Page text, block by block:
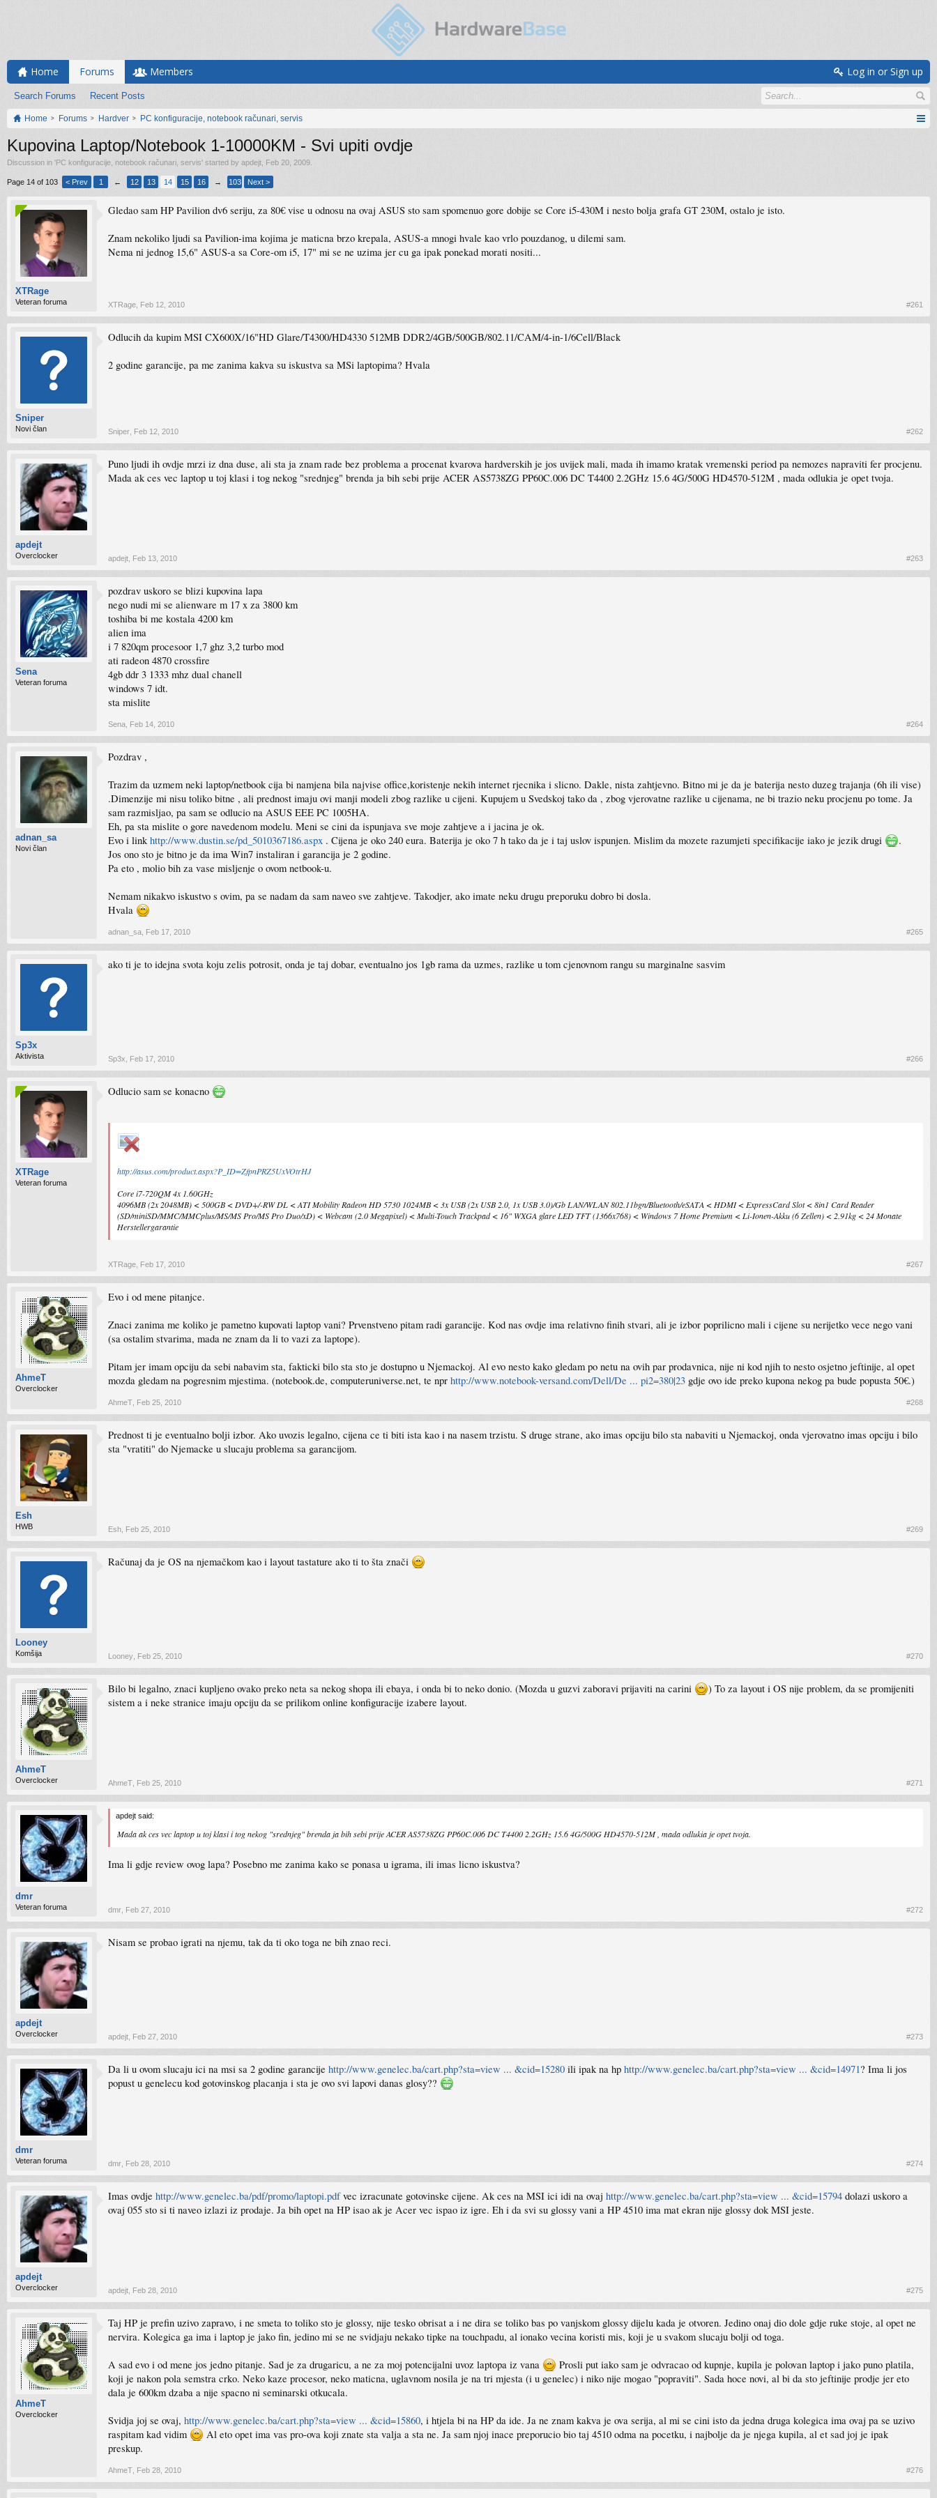
Home Forums
Search Forums Recent Posts
Members Log in or Sign up
Home Forums Hardver PC konfiguracije, notebook računari, servis
Kupovina Laptop/Notebook 1-10000KM - Svi upiti ovdje
Discussion in 'PC konfiguracije, notebook računari, servis' started by apdejt Feb 20, 2009
Page 14 of 103 < Prev 1 ← 12 13 14 15 16 → 103 Next >
XTRage
Veteran foruma
Gledao sam HP Pavilion dv6 seriju, za 80€ vise u odnosu na ovaj ASUS sto sam spomenuo gore dobije se Core i5-430M i nesto bolja grafa GT 230M, ostalo je isto.
Znam nekoliko ljudi sa Pavilion-ima kojima je maticna brzo krepala, ASUS-a mnogi hvale kao vrlo pouzdanog, u dilemi sam.
Nema ni jednog 15,6" ASUS-a sa Core-om i5, 17" mi se ne uzima jer cu ga ipak ponekad morati nositi...
XTRage Feb 12, 2010 #261
Sniper
Novi član
Odlucih da kupim MSI CX600X/16"HD Glare/T4300/HD4330 512MB DDR2/4GB/500GB/802.11/CAM/4-in-1/6Cell/Black
2 godine garancije, pa me zanima kakva su iskustva sa MSi laptopima? Hvala
Sniper Feb 12, 2010 #262
apdejt
Overclocker
Puno ljudi ih ovdje mrzi iz dna duse, ali sta ja znam rade bez problema a procenat kvarova hardverskih je jos uvijek mali, mada ih imamo kratak vremenski period pa nemozes napraviti fer procjenu.
Mada ak ces vec laptop u toj klasi i tog nekog "srednjeg" brenda ja bih sebi prije ACER AS5738ZG PP60C.006 DC T4400 2.2GHz 15.6 4G/500G HD4570-512M , mada odlukia je opet tvoja.
apdejt Feb 13, 2010 #263
Sena
Veteran foruma
pozdrav uskoro se blizi kupovina lapa
nego nudi mi se alienware m 17 x za 3800 km
toshiba bi me kostala 4200 km
alien ima
i 7 820qm procesoor 1,7 ghz 3,2 turbo mod
ati radeon 4870 crossfire
4gb ddr 3 1333 mhz dual chanell
windows 7 idt.
sta mislite
Sena Feb 14, 2010 #264
adnan_sa
Novi član
Pozdrav ,
Trazim da uzmem neki laptop/netbook cija bi namjena bila najvise office,koristenje nekih internet rjecnika i slicno. Dakle, nista zahtjevno. Bitno mi je da je baterija nesto duzeg trajanja (6h ili vise)
.Dimenzije mi nisu toliko bitne , ali prednost imaju ovi manji modeli zbog razlike u cijeni. Kupujem u Svedskoj tako da , zbog vjerovatne razlike u cijenama, ne bi trazio neku procjenu po tome. Ja
sam razmisljao, pa sam se odlucio na ASUS EEE PC 1005HA.
Eh, pa sta mislite o gore navedenom modelu. Meni se cini da ispunjava sve moje zahtjeve a i jacina je ok.
Evo i linkhttp://www.dustin.se/pd_5010367186.aspx . Cijena je oko 240 eura. Baterija je oko 7 h tako da je i taj uslov ispunjen. Mislim da mozete razumjeti specifikacije iako je jezik drugi
.
Jos ono sto je bitno je da ima Win7 instaliran i garancija je 2 godine.
Pa eto , molio bih za vase misljenje o ovom netbook-u.
Nemam nikakvo iskustvo s ovim, pa se nadam da sam naveo sve zahtjeve. Takodjer, ako imate neku drugu preporuku dobro bi dosla.
Hvala
adnan_sa Feb 17, 2010 #265
Sp3x
Aktivista
ako ti je to idejna svota koju zelis potrosit, onda je taj dobar, eventualno jos 1gb rama da uzmes, razlike u tom cjenovnom rangu su marginalne sasvim
Sp3x Feb 17, 2010 #266
XTRage
Veteran foruma
Odlucio sam se konacno
http://asus.com/product.aspx?P_ID=ZfpnPRZ5UxVOtrHJ
Core i7-720QM 4x 1.60GHz
4096MB (2x 2048MB) < 500GB < DVD+/-RW DL < ATI Mobility Radeon HD 5730 1024MB < 3x USB (2x USB 2.0, 1x USB 3.0)/Gb LAN/WLAN 802.11bgn/Bluetooth/eSATA < HDMI < ExpressCard Slot < 8in1 Card Reader
(SD/miniSD/MMC/MMCplus/MS/MS Pro/MS Pro Duo/xD) < Webcam (2.0 Megapixel) < Multi-Touch Trackpad < 16" WXGA glare LED TFT (1366x768) < Windows 7 Home Premium < Li-Ionen-Akku (6 Zellen) < 2.91kg < 24 Monate
Herstellergarantie
XTRage Feb 17, 2010 #267
AhmeT
Overclocker
Evo i od mene pitanjce.
Znaci zanima me koliko je pametno kupovati laptop vani? Prvenstveno pitam radi garancije. Kod nas ovdje ima relativno finih stvari, ali je izbor poprilicno mali i cijene su nerijetko vece nego vani
(sa ostalim stvarima, mada ne znam da li to vazi za laptope).
Pitam jer imam opciju da sebi nabavim sta, fakticki bilo sta sto je dostupno u Njemackoj. Al evo nesto kako gledam po netu na ovih par prodavnica, nije ni kod njih to nesto osjetno jeftinije, al opet
mozda gledam na pogresnim mjestima. (notebook.de, computeruniverse.net, te npr http://www.notebook-versand.com/Dell/De ... pi2=380|23 gdje ovo ide preko kupona nekog pa bude popusta 50€.)
AhmeT Feb 25, 2010 #268
Esh
HWB
Prednost ti je eventualno bolji izbor. Ako uvozis legalno, cijena ce ti biti ista kao i na nasem trzistu. S druge strane, ako imas opciju bilo sta nabaviti u Njemackoj, onda vjerovatno imas opciju i bilo
sta "vratiti" do Njemacke u slucaju problema sa garancijom.
Esh Feb 25, 2010 #269
Looney
Komšija
Računaj da je OS na njemačkom kao i layout tastature ako ti to šta znači
Looney Feb 25, 2010 #270
AhmeT
Overclocker
Bilo bi legalno, znaci kupljeno ovako preko neta sa nekog shopa ili ebaya, i onda bi to neko donio. (Mozda u guzvi zaboravi prijaviti na carini
) To za layout i OS nije problem, da se promijeniti
sistem a i neke stranice imaju opciju da se prilikom online konfiguracije izabere layout.
AhmeT Feb 25, 2010 #271
dmr
Veteran foruma
apdejt said:
Mada ak ces vec laptop u toj klasi i tog nekog "srednjeg" brenda ja bih sebi prije ACER AS5738ZG PP60C.006 DC T4400 2.2GHz 15.6 4G/500G HD4570-512M , mada odlukia je opet tvoja.
Ima li gdje review ovog lapa? Posebno me zanima kako se ponasa u igrama, ili imas licno iskustva?
dmr Feb 27, 2010 #272
apdejt
Overclocker
Nisam se probao igrati na njemu, tak da ti oko toga ne bih znao reci.
apdejt Feb 27, 2010 #273
dmr
Veteran foruma
Da li u ovom slucaju ici na msi sa 2 godine garancije http://www.genelec.ba/cart.php?sta=view ... &cid=15280 ili ipak na hp http://www.genelec.ba/cart.php?sta=view ... &cid=14971? Ima li jos
popust u genelecu kod gotovinskog placanja i sta je ovo svi lapovi danas glosy??
dmr Feb 28, 2010 #274
apdejt
Overclocker
Imas ovdje http://www.genelec.ba/pdf/promo/laptopi.pdfvec izracunate gotovinske cijene. Ak ces na MSI ici idi na ovaj http://www.genelec.ba/cart.php?sta=view ... &cid=15794 dolazi uskoro a
ovaj 055 sto si ti naveo izlazi iz prodaje. Ja bih opet na HP isao ak je Acer vec ispao iz igre. Eh i da svi su glossy vani a HP 4510 ima mat ekran nije glossy dok MSI jeste.
apdejt Feb 28, 2010 #275
AhmeT
Overclocker
Taj HP je prefin uzivo zapravo, i ne smeta to toliko sto je glossy, nije tesko obrisat a i ne dira se toliko bas po vanjskom glossy dijelu kada je otvoren. Jedino onaj dio dole gdje ruke stoje, al opet ne
nervira. Kolegica ga ima i laptop je jako fin, jedino mi se ne svidjaju nekako tipke na touchpadu, al ionako vecina koristi mis, koji je u svakom slucaju bolji od toga.
A sad evo i od mene jos jedno pitanje. Sad je za drugaricu, a ne za moj potencijalni uvoz laptopa iz vana
Prosli put iako sam je odvracao od kupnje, kupila je polovan laptop i jako puno platila,
koji je nakon pola semstra crko. Neko kaze procesor, neko maticna, uglavnom nosila je na tri mjesta (i u genelec) i niko nije mogao "popraviti". Sada hoce novi, al bi da sto jeftinije prodje jer eto
dala je 600km dzaba a nije spacno ni seminarski otkucala.
Svidja joj se ovaj, http://www.genelec.ba/cart.php?sta=view ... &cid=15860, i htjela bi na HP da ide. Ja ne znam kakva je ova serija, al mi se cini isto da jedna druga kolegica ima ovaj pa se uzivo
raspitam kad vidim
Al eto opet ima vas pro-ova koji znate sta valja a sta ne. Ja sam njoj inace preporucio bio taj 4510 odma na pocetku, i najbolje da je njega kupila, al et sad joj je ipak
preskup.
AhmeT Feb 28, 2010 #276